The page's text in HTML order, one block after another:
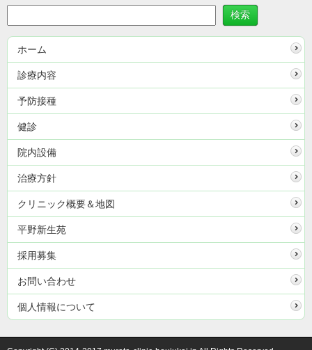
ホーム
診療内容
予防接種
健診
院内設備
治療方針
クリニック概要＆地図
平野新生苑
採用募集
お問い合わせ
個人情報について